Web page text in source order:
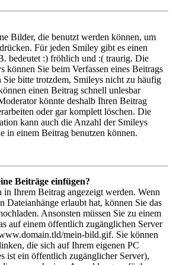
Bilder, die benutzt werden können, um
Für jeden Smiley gibt es einen
bedeutet :) fröhlich und :( traurig. Die
können Sie beim Verfassen eines Beitrags
Sie bitte trotzdem, Smileys nicht zu häufig
einen Beitrag schnell unlesbar
könnte deshalb Ihren Beitrag
oder gar komplett löschen. Die
kann auch die Anzahl der Smileys
in einem Beitrag benutzen können.
Beiträge einfügen?
in Ihrem Beitrag angezeigt werden. Wenn
Dateianhänge erlaubt hat, können Sie das
Ansonsten müssen Sie zu einem
auf einem öffentlich zugänglichen Server
mein-bild.gif. Sie können
die sich auf Ihrem eigenen PC
ist ein öffentlich zugänglicher Server),